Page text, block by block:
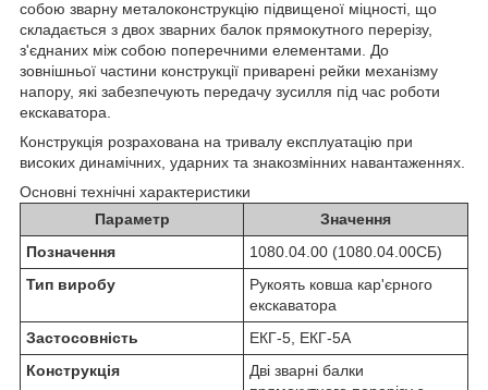
собою зварну металоконструкцію підвищеної міцності, що
складається з двох зварних балок прямокутного перерізу,
з'єднаних між собою поперечними елементами. До
зовнішньої частини конструкції приварені рейки механізму
напору, які забезпечують передачу зусилля під час роботи
екскаватора.
Конструкція розрахована на тривалу експлуатацію при
високих динамічних, ударних та знакозмінних навантаженнях.
Основні технічні характеристики
Параметр
Значення
Позначення
1080.04.00 (1080.04.00СБ)
Тип виробу
Рукоять ковша кар'єрного
екскаватора
Застосовність
ЕКГ-5, ЕКГ-5А
Конструкція
Дві зварні балки